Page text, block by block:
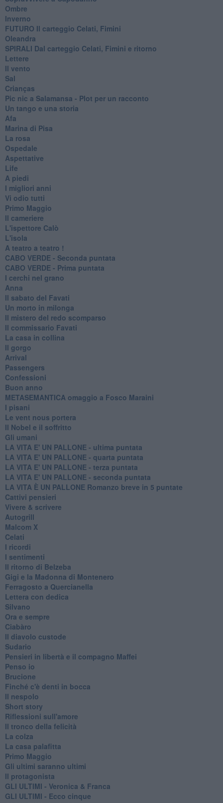
Ombre
Inverno
FUTURO Il carteggio Celati, Fimini
Oleandra
SPIRALI Dal carteggio Celati, Fimini e ritorno
Lettere
Il vento
Sal
Crianças
Pic nic a Salamansa - Plot per un racconto
Un tango e una storia
Afa
Marina di Pisa
La rosa
Ospedale
Aspettative
Life
A piedi
I migliori anni
Vi odio tutti
Primo Maggio
Il cameriere
L'ispettore Calò
L'isola
A teatro a teatro !
CABO VERDE - Seconda puntata
CABO VERDE - Prima puntata
I cerchi nel grano
Anna
Il sabato del Favati
Un morto in milonga
Il mistero del redo scomparso
Il commissario Favati
La casa in collina
Il gorgo
Arrival
Passengers
Confessioni
Buon anno
METASEMANTICA omaggio a Fosco Maraini
I pisani
Le vent nous portera
Il Nobel e il soffritto
Gli umani
LA VITA E' UN PALLONE - ultima puntata
LA VITA E' UN PALLONE - quarta puntata
LA VITA E' UN PALLONE - terza puntata
LA VITA E' UN PALLONE - seconda puntata
LA VITA È UN PALLONE Romanzo breve in 5 puntate
Cattivi pensieri
Vivere & scrivere
Autogrill
Malcom X
Celati
I ricordi
I sentimenti
Il ritorno di Belzeba
Gigi e la Madonna di Montenero
Ferragosto a Quercianella
Lettera con dedica
Silvano
Ora e sempre
Ciabàro
Il diavolo custode
Sudario
Pensieri in libertà e il compagno Maffei
Penso io
Brucione
Finché c'è denti in bocca
Il nespolo
Short story
Riflessioni sull'amore
Il tronco della felicità
La colza
La casa palafitta
Primo Maggio
Gli ultimi saranno ultimi
Il protagonista
GLI ULTIMI - Veronica & Franca
GLI ULTIMI - Ecco cinque